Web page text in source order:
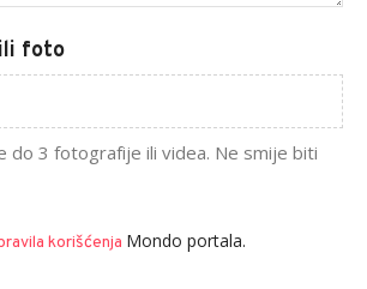
foto
do 3 fotografije ili videa. Ne smije biti
korišćenja Mondo portala.